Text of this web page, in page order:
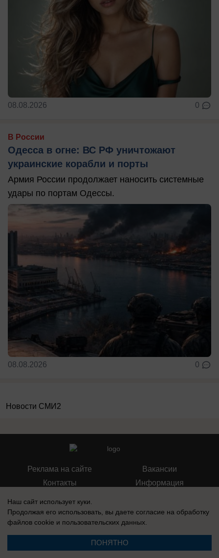
08.08.2026 0
В России
Одесса в огне: ВС РФ уничтожают
украинские корабли и порты
Армия России продолжает наносить системные
удары по портам Одессы.
08.08.2026 0
Новости СМИ2
Реклама на сайте
Контакты
Вакансии
Информация
Регистрационный номер: Эл № ФС 77-76040, выдано Федеральной
службой по надзору в сфере связи, информационных технологий и
массовых коммуникаций (Роскомнадзор) 12 июля 2019 г.
Наш сайт использует куки.
Продолжая его использовать, вы даете согласие на обработку
файлов cookie и пользовательских данных.
ПОНЯТНО